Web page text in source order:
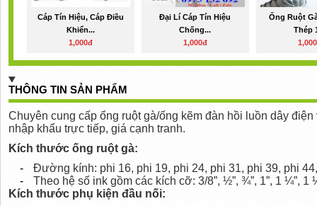
Cáp Tín Hiệu, Cáp Điều
Khiển...
1,000đ
Đại Lí Cáp Tín Hiệu
Chống...
1,000đ
Ống Ruột
Thép
THÔNG TIN SẢN PHẨM
Chuyên cung cấp ống ruột gà/ống kẽm đàn hồi luồn dây
nhập khẩu trực tiếp, giá cạnh tranh.
Kích thước ống ruột gà:
-
Đường kính: phi 16, phi 19, phi 24, phi 31, phi 39, phi
-
Theo hệ số ink gồm các kích cỡ: 3/8”, ½”, ¾”, 1”, 1 ¼”, 1
Kích thước phụ kiện đầu nối: